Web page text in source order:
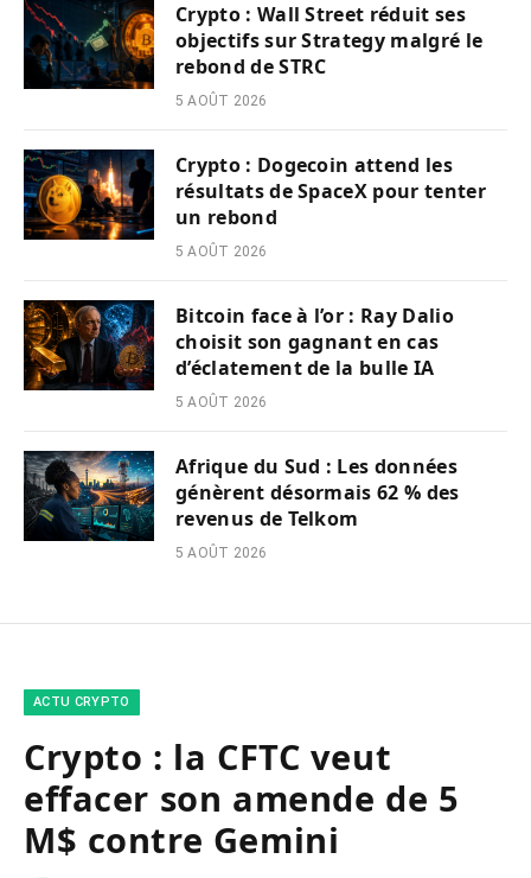
Crypto : Wall Street réduit ses
objectifs sur Strategy malgré le
rebond de STRC
5 AOÛT 2026
Crypto : Dogecoin attend les
résultats de SpaceX pour tenter
un rebond
5 AOÛT 2026
Bitcoin face à l’or : Ray Dalio
choisit son gagnant en cas
d’éclatement de la bulle IA
5 AOÛT 2026
Afrique du Sud : Les données
génèrent désormais 62 % des
revenus de Telkom
5 AOÛT 2026
ACTU CRYPTO
Crypto : la CFTC veut
effacer son amende de 5
M$ contre Gemini